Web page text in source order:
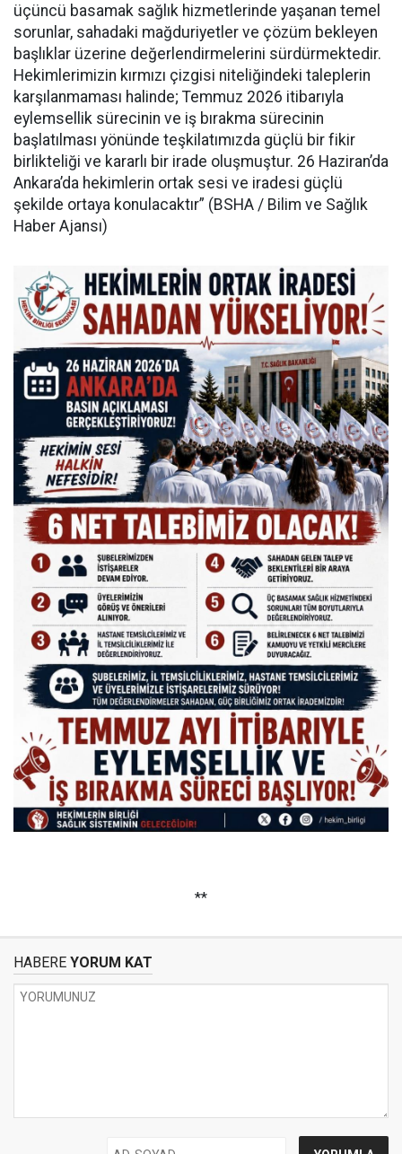
üçüncü basamak sağlık hizmetlerinde yaşanan temel
sorunlar, sahadaki mağduriyetler ve çözüm bekleyen
başlıklar üzerine değerlendirmelerini sürdürmektedir.
Hekimlerimizin kırmızı çizgisi niteliğindeki taleplerin
karşılanmaması halinde; Temmuz 2026 itibarıyla
eylemsellik sürecinin ve iş bırakma sürecinin
başlatılması yönünde teşkilatımızda güçlü bir fikir
birlikteliği ve kararlı bir irade oluşmuştur. 26 Haziran’da
Ankara’da hekimlerin ortak sesi ve iradesi güçlü
şekilde ortaya konulacaktır” (BSHA / Bilim ve Sağlık
Haber Ajansı)
**
HABERE YORUM KAT